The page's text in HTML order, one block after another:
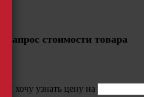
Запрос стоимости товара
Я хочу узнать цену на